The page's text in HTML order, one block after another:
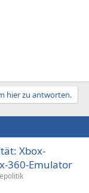
hier zu antworten.
Xbox-
360-Emulator